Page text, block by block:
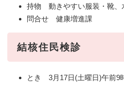
持物 動きやすい服装・靴、
問合せ 健康増進課
結核住民検診
とき 3月17日(土曜日)午前9